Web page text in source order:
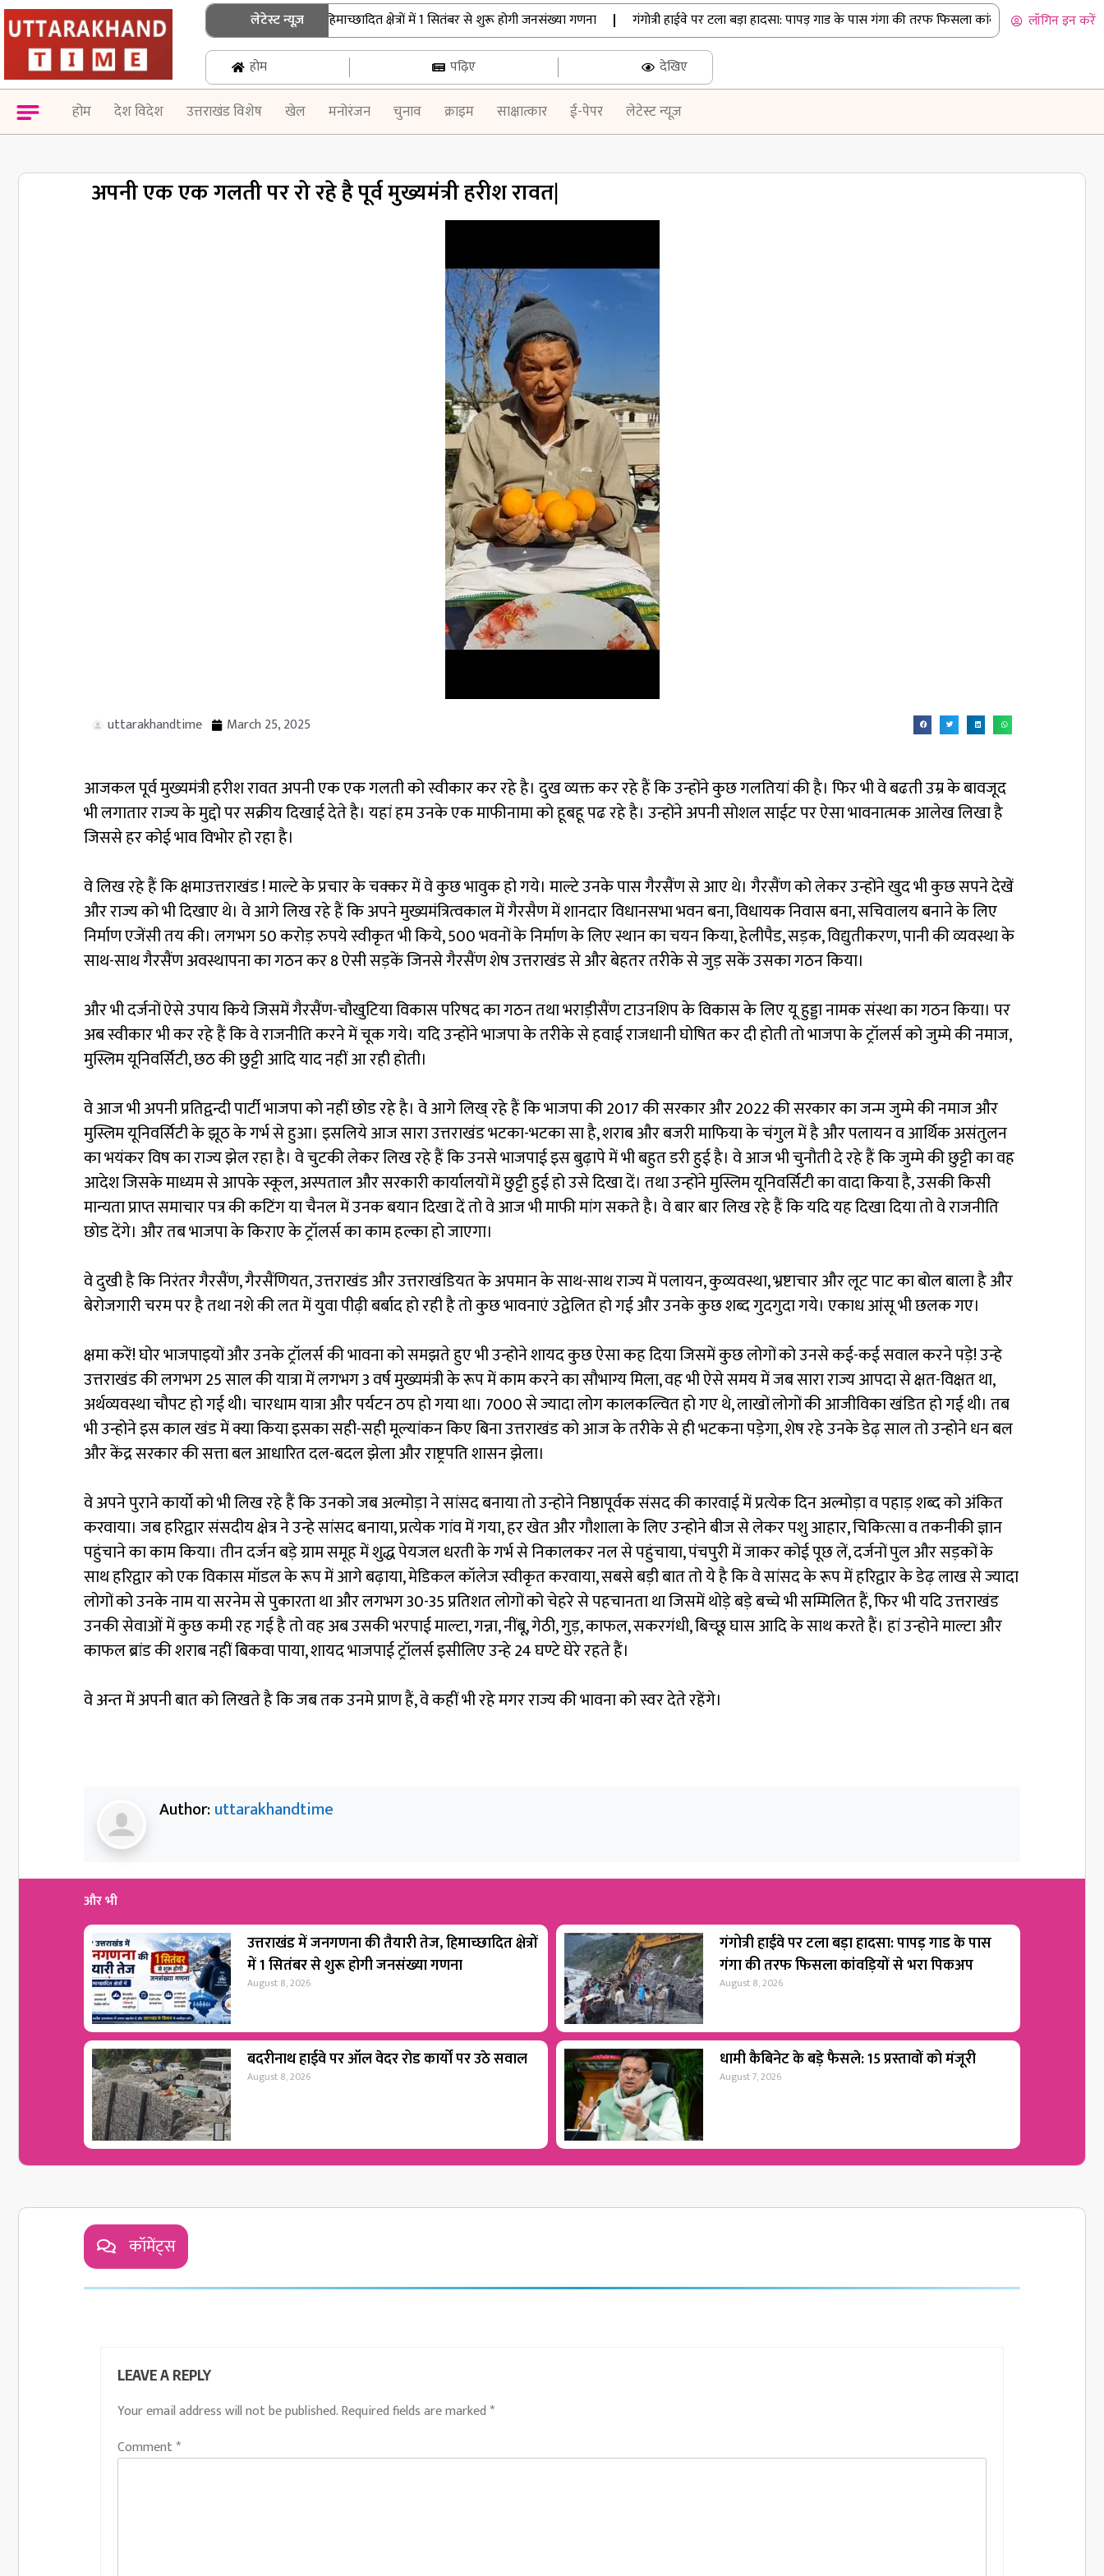
लेटेस्ट न्यूज़
उत्तराखंड में जनगणना की तैयारी तेज, हिमाच्छादित क्षेत्रों में 1 सितंबर से शुरू होगी जनसंख्या गणना | गंगोत्री हाईवे पर टला बड़ा हादसा: पापड़ गाड के पास गंगा की तरफ फिसला कांवड़ियों से भरा पिकअप |
लॉगिन इन करें
होम पढ़िए देखिए
होम देश विदेश उत्तराखंड विशेष खेल मनोरंजन चुनाव क्राइम साक्षात्कार ई-पेपर लेटेस्ट न्यूज़
अपनी एक एक गलती पर रो रहे है पूर्व मुख्यमंत्री हरीश रावत|
uttarakhandtime March 25, 2025
आजकल पूर्व मुख्यमंत्री हरीश रावत अपनी एक एक गलती को स्वीकार कर रहे है। दुख व्यक्त कर रहे हैं कि उन्होंने कुछ गलतियां की है। फिर भी वे बढती उम्र के बावजूद
भी लगातार राज्य के मुद्दो पर सक्रीय दिखाई देते है। यहां हम उनके एक माफीनामा को हूबहू पढ रहे है। उन्होंने अपनी सोशल साईट पर ऐसा भावनात्मक आलेख लिखा है
जिससे हर कोई भाव विभोर हो रहा है।
वे लिख रहे हैं कि क्षमाउत्तराखंड ! माल्टे के प्रचार के चक्कर में वे कुछ भावुक हो गये। माल्टे उनके पास गैरसैंण से आए थे। गैरसैंण को लेकर उन्होंने खुद भी कुछ सपने देखें
और राज्य को भी दिखाए थे। वे आगे लिख रहे हैं कि अपने मुख्यमंत्रित्वकाल में गैरसैण में शानदार विधानसभा भवन बना, विधायक निवास बना, सचिवालय बनाने के लिए
निर्माण एजेंसी तय की। लगभग 50 करोड़ रुपये स्वीकृत भी किये, 500 भवनों के निर्माण के लिए स्थान का चयन किया, हेलीपैड, सड़क, विद्युतीकरण, पानी की व्यवस्था के
साथ-साथ गैरसैंण अवस्थापना का गठन कर 8 ऐसी सड़कें जिनसे गैरसैंण शेष उत्तराखंड से और बेहतर तरीके से जुड़ सकें उसका गठन किया।
और भी दर्जनों ऐसे उपाय किये जिसमें गैरसैंण-चौखुटिया विकास परिषद का गठन तथा भराड़ीसैंण टाउनशिप के विकास के लिए यू हुड्डा नामक संस्था का गठन किया। पर
अब स्वीकार भी कर रहे हैं कि वे राजनीति करने में चूक गये। यदि उन्होंने भाजपा के तरीके से हवाई राजधानी घोषित कर दी होती तो भाजपा के ट्रॉलर्स को जुम्मे की नमाज,
मुस्लिम यूनिवर्सिटी, छठ की छुट्टी आदि याद नहीं आ रही होती।
वे आज भी अपनी प्रतिद्वन्दी पार्टी भाजपा को नहीं छोड रहे है। वे आगे लिख् रहे हैं कि भाजपा की 2017 की सरकार और 2022 की सरकार का जन्म जुम्मे की नमाज और
मुस्लिम यूनिवर्सिटी के झूठ के गर्भ से हुआ। इसलिये आज सारा उत्तराखंड भटका-भटका सा है, शराब और बजरी माफिया के चंगुल में है और पलायन व आर्थिक असंतुलन
का भयंकर विष का राज्य झेल रहा है। वे चुटकी लेकर लिख रहे हैं कि उनसे भाजपाई इस बुढ़ापे में भी बहुत डरी हुई है। वे आज भी चुनौती दे रहे हैं कि जुम्मे की छुट्टी का वह
आदेश जिसके माध्यम से आपके स्कूल, अस्पताल और सरकारी कार्यालयों में छुट्टी हुई हो उसे दिखा दें। तथा उन्होंने मुस्लिम यूनिवर्सिटी का वादा किया है, उसकी किसी
मान्यता प्राप्त समाचार पत्र की कटिंग या चैनल में उनक बयान दिखा दें तो वे आज भी माफी मांग सकते है। वे बार बार लिख रहे हैं कि यदि यह दिखा दिया तो वे राजनीति
छोड देंगे। और तब भाजपा के किराए के ट्रॉलर्स का काम हल्का हो जाएगा।
वे दुखी है कि निरंतर गैरसैंण, गैरसैंणियत, उत्तराखंड और उत्तराखंडियत के अपमान के साथ-साथ राज्य में पलायन, कुव्यवस्था, भ्रष्टाचार और लूट पाट का बोल बाला है और
बेरोजगारी चरम पर है तथा नशे की लत में युवा पीढ़ी बर्बाद हो रही है तो कुछ भावनाएं उद्वेलित हो गई और उनके कुछ शब्द गुदगुदा गये। एकाध आंसू भी छलक गए।
क्षमा करें! घोर भाजपाइयों और उनके ट्रॉलर्स की भावना को समझते हुए भी उन्होने शायद कुछ ऐसा कह दिया जिसमें कुछ लोगों को उनसे कई-कई सवाल करने पड़े! उन्हे
उत्तराखंड की लगभग 25 साल की यात्रा में लगभग 3 वर्ष मुख्यमंत्री के रूप में काम करने का सौभाग्य मिला, वह भी ऐसे समय में जब सारा राज्य आपदा से क्षत-विक्षत था,
अर्थव्यवस्था चौपट हो गई थी। चारधाम यात्रा और पर्यटन ठप हो गया था। 7000 से ज्यादा लोग कालकल्वित हो गए थे, लाखों लोगों की आजीविका खंडित हो गई थी। तब
भी उन्होने इस काल खंड में क्या किया इसका सही-सही मूल्यांकन किए बिना उत्तराखंड को आज के तरीके से ही भटकना पड़ेगा, शेष रहे उनके डेढ़ साल तो उन्होने धन बल
और केंद्र सरकार की सत्ता बल आधारित दल-बदल झेला और राष्ट्रपति शासन झेला।
वे अपने पुराने कार्यो को भी लिख रहे हैं कि उनको जब अल्मोड़ा ने सांसद बनाया तो उन्होने निष्ठापूर्वक संसद की कारवाई में प्रत्येक दिन अल्मोड़ा व पहाड़ शब्द को अंकित
करवाया। जब हरिद्वार संसदीय क्षेत्र ने उन्हे सांसद बनाया, प्रत्येक गांव में गया, हर खेत और गौशाला के लिए उन्होने बीज से लेकर पशु आहार, चिकित्सा व तकनीकी ज्ञान
पहुंचाने का काम किया। तीन दर्जन बड़े ग्राम समूह में शुद्ध पेयजल धरती के गर्भ से निकालकर नल से पहुंचाया, पंचपुरी में जाकर कोई पूछ लें, दर्जनों पुल और सड़कों के
साथ हरिद्वार को एक विकास मॉडल के रूप में आगे बढ़ाया, मेडिकल कॉलेज स्वीकृत करवाया, सबसे बड़ी बात तो ये है कि वे सांसद के रूप में हरिद्वार के डेढ़ लाख से ज्यादा
लोगों को उनके नाम या सरनेम से पुकारता था और लगभग 30-35 प्रतिशत लोगों को चेहरे से पहचानता था जिसमें थोड़े बड़े बच्चे भी सम्मिलित हैं, फिर भी यदि उत्तराखंड
उनकी सेवाओं में कुछ कमी रह गई है तो वह अब उसकी भरपाई माल्टा, गन्ना, नींबू, गेठी, गुड़, काफल, सकरगंधी, बिच्छू घास आदि के साथ करते हैं। हां उन्होने माल्टा और
काफल ब्रांड की शराब नहीं बिकवा पाया, शायद भाजपाई ट्रॉलर्स इसीलिए उन्हे 24 घण्टे घेरे रहते हैं।
वे अन्त में अपनी बात को लिखते है कि जब तक उनमे प्राण हैं, वे कहीं भी रहे मगर राज्य की भावना को स्वर देते रहेंगे।
Author:uttarakhandtime
और भी
उत्तराखंड में जनगणना की तैयारी तेज, हिमाच्छादित क्षेत्रों
में 1 सितंबर से शुरू होगी जनसंख्या गणना
August 8, 2026
गंगोत्री हाईवे पर टला बड़ा हादसा: पापड़ गाड के पास
गंगा की तरफ फिसला कांवड़ियों से भरा पिकअप
August 8, 2026
बदरीनाथ हाईवे पर ऑल वेदर रोड कार्यों पर उठे सवाल
August 8, 2026
धामी कैबिनेट के बड़े फैसले: 15 प्रस्तावों को मंजूरी
August 7, 2026
कॉमेंट्स
LEAVE A REPLY
Your email address will not be published.Required fields are marked *
Comment*